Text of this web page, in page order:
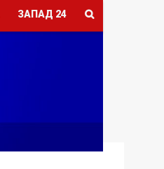
ЗАПАД 24